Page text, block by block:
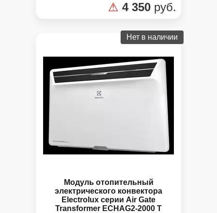
⚠ 4 350 руб.
Нет в наличии
Модуль отопительный
электрического конвектора
Electrolux серии Air Gate
Transformer ECHAG2-2000 T